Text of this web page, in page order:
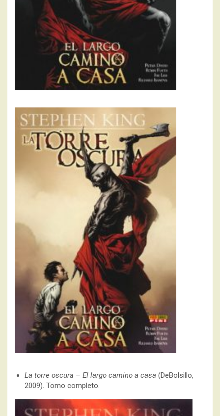
La torre oscura – El largo camino a casa (DeBolsillo,
2009). Tomo completo.